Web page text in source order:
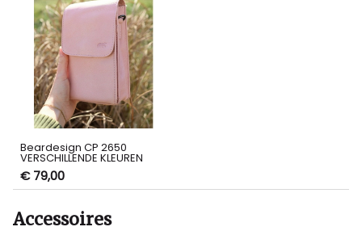
Beardesign CP 2650
VERSCHILLENDE KLEUREN
€ 79,00
Accessoires